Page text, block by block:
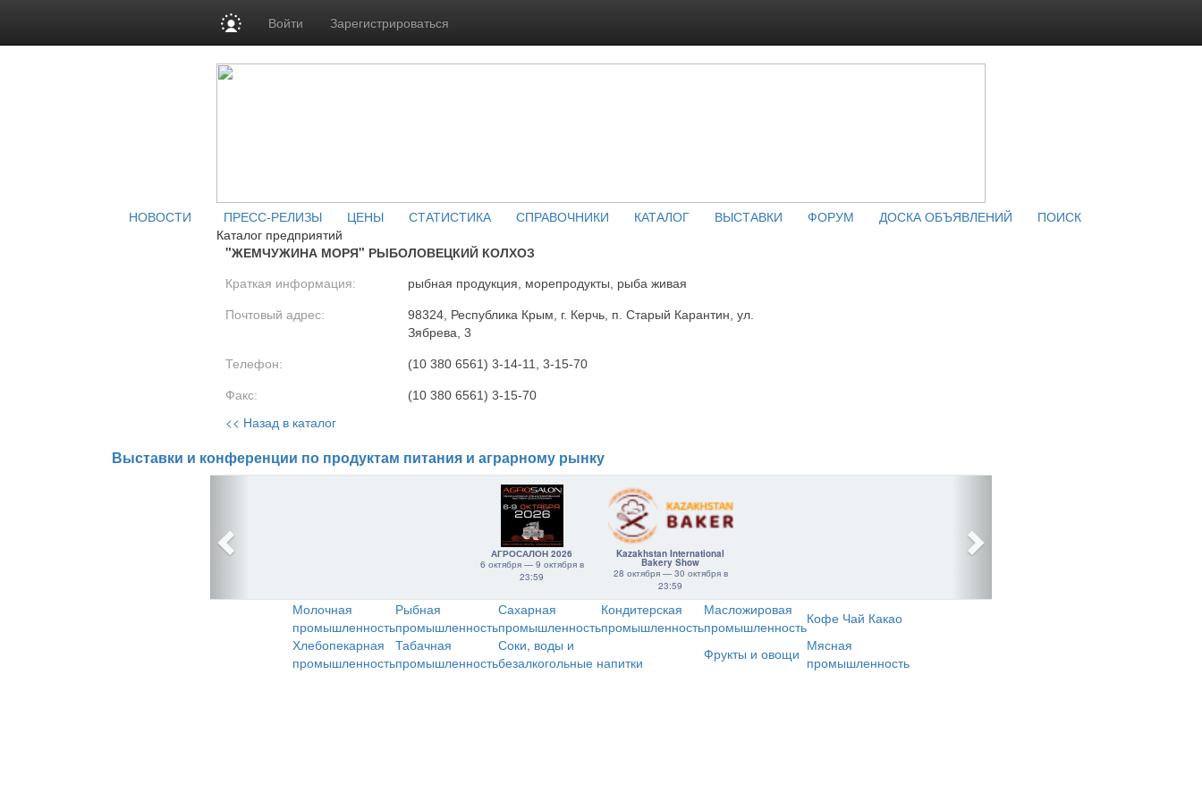
Войти Зарегистрироваться
НОВОСТИ ПРЕСС-РЕЛИЗЫ ЦЕНЫ СТАТИСТИКА СПРАВОЧНИКИ КАТАЛОГ ВЫСТАВКИ ФОРУМ ДОСКА ОБЪЯВЛЕНИЙ
ПОИСК
Каталог предприятий
"ЖЕМЧУЖИНА МОРЯ" РЫБОЛОВЕЦКИЙ КОЛХОЗ
Краткая информация: рыбная продукция, морепродукты, рыба живая
Почтовый адрес:
98324, Республика Крым, г. Керчь, п. Старый Карантин, ул.
Зябрева, 3
Телефон: (10 380 6561) 3-14-11, 3-15-70
Факс: (10 380 6561) 3-15-70
<< Назад в каталог
Выставки и конференции по продуктам питания и аграрному рынку
АГРОСАЛОН 2026
6 октября — 9 октября в
23:59
Kazakhstan International
Bakery Show
28 октября — 30 октября в
23:59
Молочная
промышленность
Рыбная
промышленность
Сахарная
промышленность
Кондитерская
промышленность
Масложировая
промышленностьКофе Чай Какао
Хлебопекарная
промышленность
Табачная
промышленность
Соки, воды и
безалкогольные напитки
Фрукты и овощи Мясная
промышленность